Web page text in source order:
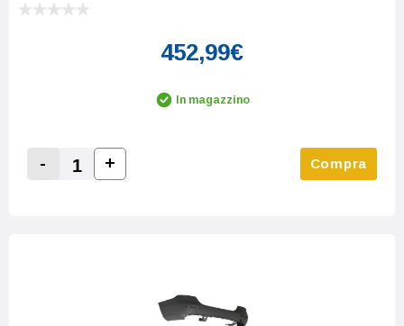
452,99€
In magazzino
Decrease Quantity:
-
Increase Quantity:
+ Compra